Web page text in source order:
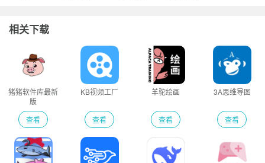
相关下载
猪猪软件库最新
版
查看
KB视频工厂
查看
羊驼绘画
查看
3A思维导图
查看